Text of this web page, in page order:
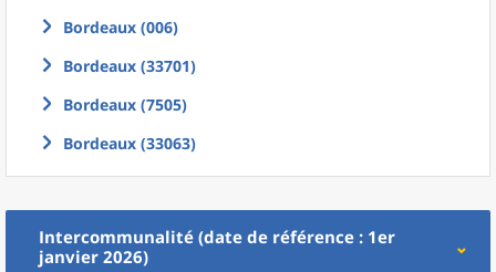
Bordeaux (006)
Bordeaux (33701)
Bordeaux (7505)
Bordeaux (33063)
Intercommunalité (date de référence : 1er
janvier 2026)